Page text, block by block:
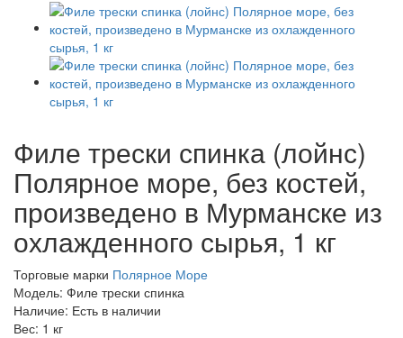
Филе трески спинка (лойнс)
Полярное море, без костей,
произведено в Мурманске из
охлажденного сырья, 1 кг
Торговые марки Полярное Море
Модель: Филе трески спинка
Наличие: Есть в наличии
Вес: 1 кг